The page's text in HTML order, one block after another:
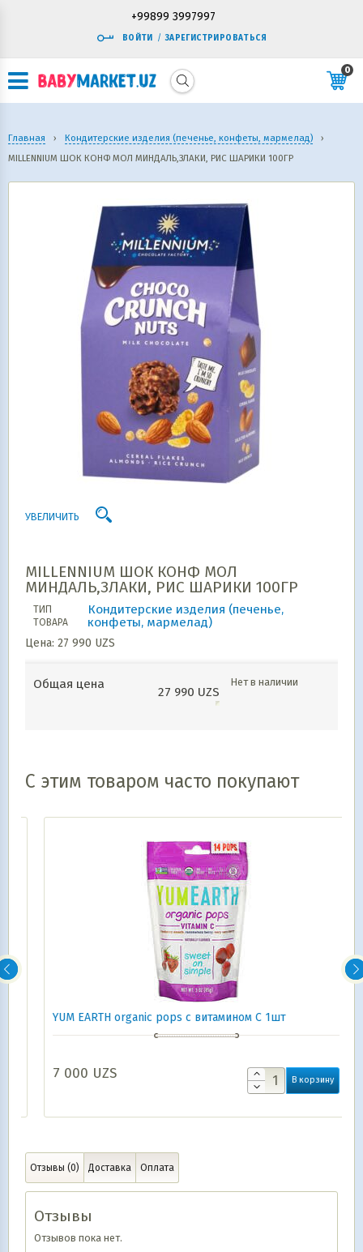
+99899 3997997
ВОЙТИ / ЗАРЕГИСТРИРОВАТЬСЯ
0
Главная › Кондитерские изделия (печенье, конфеты, мармелад)
›
MILLENNIUM ШОК КОНФ МОЛ МИНДАЛЬ,ЗЛАКИ, РИС ШАРИКИ 100ГР
УВЕЛИЧИТЬ
MILLENNIUM ШОК КОНФ МОЛ
МИНДАЛЬ,ЗЛАКИ, РИС ШАРИКИ 100ГР
ТИП
ТОВАРА
Кондитерские изделия (печенье,
конфеты, мармелад)
Цена: 27 990 UZS
Общая цена
27 990 UZS
Нет в наличии
С этим товаром часто покупают
YUM EARTH organic pops c витамином С 1шт
7 000UZS В корзину
Отзывы (0) Доставка Оплата
Отзывы
Отзывов пока нет.